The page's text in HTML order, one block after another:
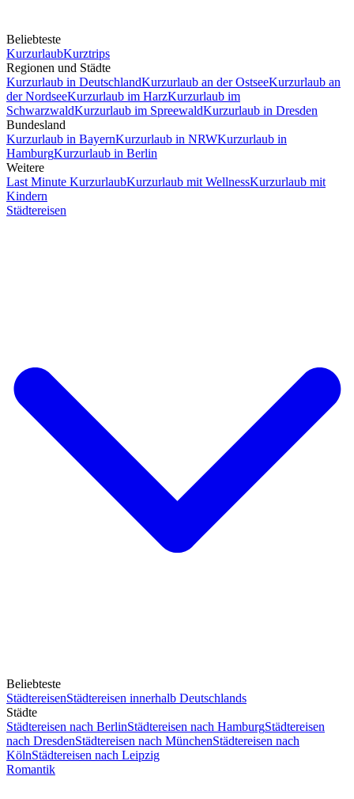
Beliebteste
KurzurlaubKurztrips
Regionen und Städte
Kurzurlaub in DeutschlandKurzurlaub an der OstseeKurzurlaub an
der NordseeKurzurlaub im HarzKurzurlaub im
SchwarzwaldKurzurlaub im SpreewaldKurzurlaub in Dresden
Bundesland
Kurzurlaub in BayernKurzurlaub in NRWKurzurlaub in
HamburgKurzurlaub in Berlin
Weitere
Last Minute KurzurlaubKurzurlaub mit WellnessKurzurlaub mit
Kindern
Städtereisen
Beliebteste
StädtereisenStädtereisen innerhalb Deutschlands
Städte
Städtereisen nach BerlinStädtereisen nach HamburgStädtereisen
nach DresdenStädtereisen nach MünchenStädtereisen nach
KölnStädtereisen nach Leipzig
Romantik